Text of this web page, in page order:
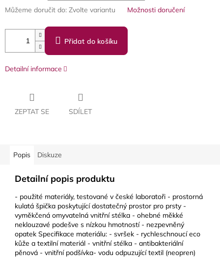
Můžeme doručit do: Zvolte variantu Možnosti doručení
Přidat do košíku
Detailní informace
ZEPTAT SE SDÍLET
Popis Diskuze
Detailní popis produktu
- použité materiály, testované v české laboratoři - prostorná
kulatá špička poskytující dostatečný prostor pro prsty -
vyměkčená omyvatelná vnitřní stélka - ohebné měkké
neklouzavé podešve s nízkou hmotností - nezpevněný
opatek Specifikace materiálu: - svršek - rychleschnoucí eco
kůže a textilní materiál - vnitřní stélka - antibakteriální
pěnová - vnitřní podšívka- vodu odpuzující textil (neopren)